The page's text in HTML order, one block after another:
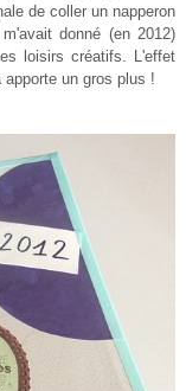
de coller unnapperon
donné (en 2012)
loisirs créatifs. L'effet
apporte un gros plus !